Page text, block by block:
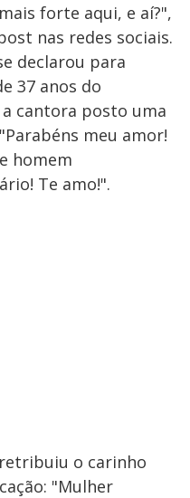
forte aqui, e aí?",
nas redes sociais.
declarou para
37 anos do
cantora posto uma
meu amor!
homem
Te amo!".
o carinho
"Mulher